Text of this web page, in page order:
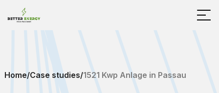
Home/Case studies/1521 Kwp Anlage in Passau